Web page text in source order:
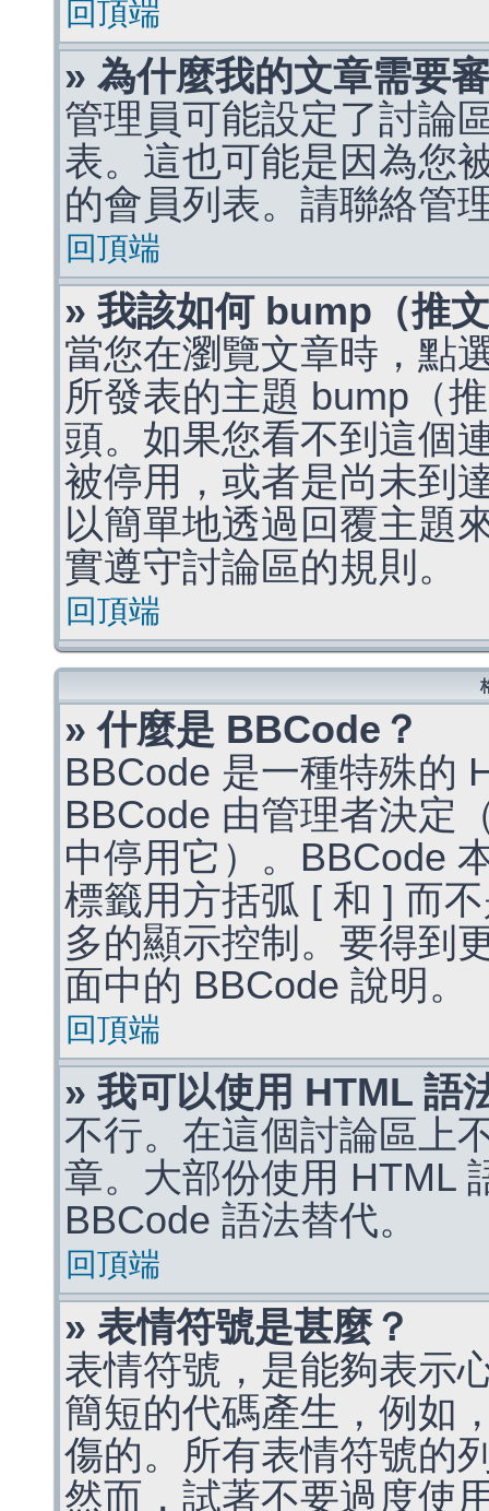
回頂端
» 為什麼我的文章需要
管理員可能設定了討論
表。這也可能是因為您
的會員列表。請聯絡管
回頂端
» 我該如何 bump（推
當您在瀏覽文章時，點
所發表的主題 bump（
頭。如果您看不到這個
被停用，或者是尚未到
以簡單地透過回覆主題
實遵守討論區的規則。
回頂端
» 什麼是 BBCode？
BBCode 是一種特殊的
BBCode 由管理者決定
中停用它）。BBCode
標籤用方括弧 [ 和 ] 而
多的顯示控制。要得到
面中的 BBCode 說明。
回頂端
» 我可以使用 HTML 語
不行。在這個討論區上
章。大部份使用 HTML
BBCode 語法替代。
回頂端
» 表情符號是甚麼？
表情符號，是能夠表示
簡短的代碼產生，例如
傷的。所有表情符號的
然而，試著不要過度使